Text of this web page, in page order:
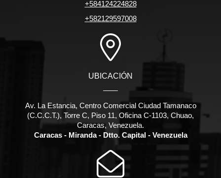
+584124224828
+582129597008
UBICACIÓN
Av. La Estancia, Centro Comercial Ciudad Tamanaco
(C.C.C.T.), Torre C, Piso 11, Oficina C-1103, Chuao,
Caracas, Venezuela.
Caracas - Miranda - Dtto. Capital - Venezuela